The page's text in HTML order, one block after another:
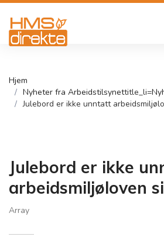
Hjem
Nyheter fra Arbeidstilsynettitle_li=
Julebord er ikke unntatt
Julebord er ikke
arbeidsmiljøloven
Array